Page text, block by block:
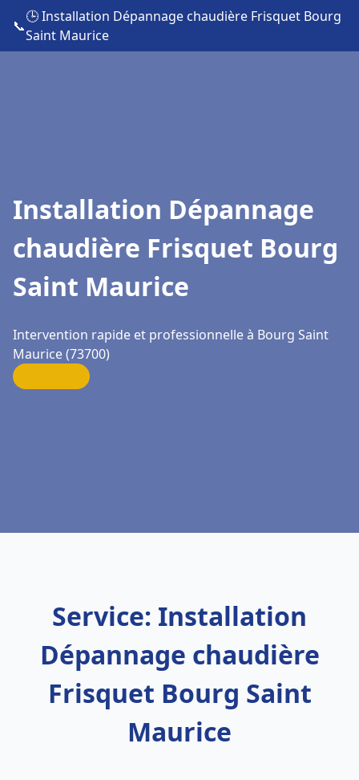
📞
🕒 Installation Dépannage chaudière Frisquet Bourg
Saint Maurice
Installation Dépannage
chaudière Frisquet Bourg
Saint Maurice
Intervention rapide et professionnelle à Bourg Saint
Maurice (73700)
Service: Installation
Dépannage chaudière
Frisquet Bourg Saint
Maurice